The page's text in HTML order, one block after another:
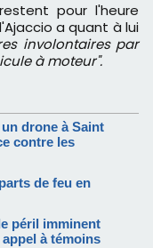
pour l'heure
a quant à lui
involontaires par
à moteur".
drone à Saint
contre les
de feu en
péril imminent
à témoins